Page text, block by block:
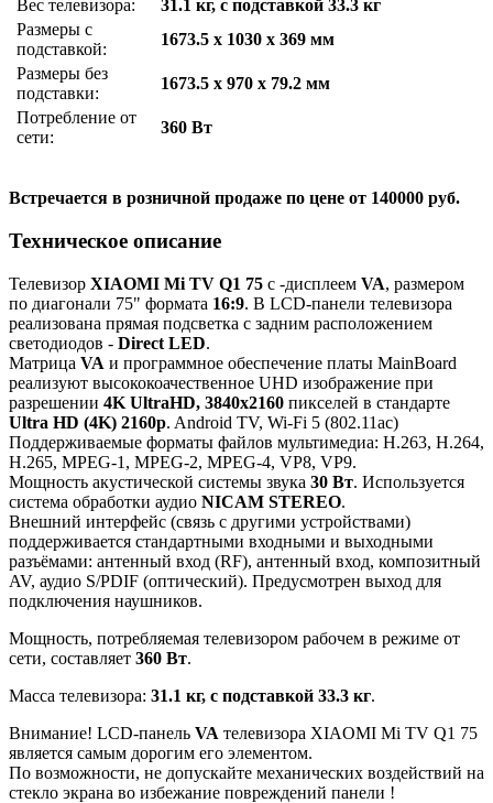
Вес телевизора:
31.1 кг, с подставкой 33.3 кг
Размеры с
подставкой:
1673.5 x 1030 x 369 мм
Размеры без
подставки:
1673.5 x 970 x 79.2 мм
Потребление от
сети:
360 Вт
Встречается в розничной продаже по цене от 140000 руб.
Техническое описание
Телевизор XIAOMI Mi TV Q1 75 с -дисплеем VA, размером
по диагонали 75" формата 16:9. В LCD-панели телевизора
реализована прямая подсветка с задним расположением
светодиодов - Direct LED.
Матрица VA и программное обеспечение платы MainBoard
реализуют высококоачественное UHD изображение при
разрешении 4K UltraHD, 3840x2160 пикселей в стандарте
Ultra HD (4K) 2160p. Android TV, Wi-Fi 5 (802.11ac)
Поддерживаемые форматы файлов мультимедиа: H.263, H.264,
H.265, MPEG-1, MPEG-2, MPEG-4, VP8, VP9.
Мощность акустической системы звука 30 Вт. Используется
система обработки аудио NICAM STEREO.
Внешний интерфейс (связь с другими устройствами)
поддерживается стандартными входными и выходными
разъёмами: антенный вход (RF), антенный вход, композитный
AV, аудио S/PDIF (оптический). Предусмотрен выход для
подключения наушников.
Мощность, потребляемая телевизором рабочем в режиме от
сети, составляет 360 Вт.
Масса телевизора: 31.1 кг, с подставкой 33.3 кг.
Внимание! LCD-панель VA телевизора XIAOMI Mi TV Q1 75
является самым дорогим его элементом.
По возможности, не допускайте механических воздействий на
стекло экрана во избежание повреждений панели !